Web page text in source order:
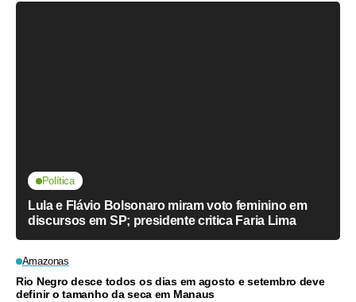
Política
Lula e Flávio Bolsonaro miram voto feminino em
discursos em SP; presidente critica Faria Lima
Amazonas
Rio Negro desce todos os dias em agosto e setembro deve
definir o tamanho da seca em Manaus